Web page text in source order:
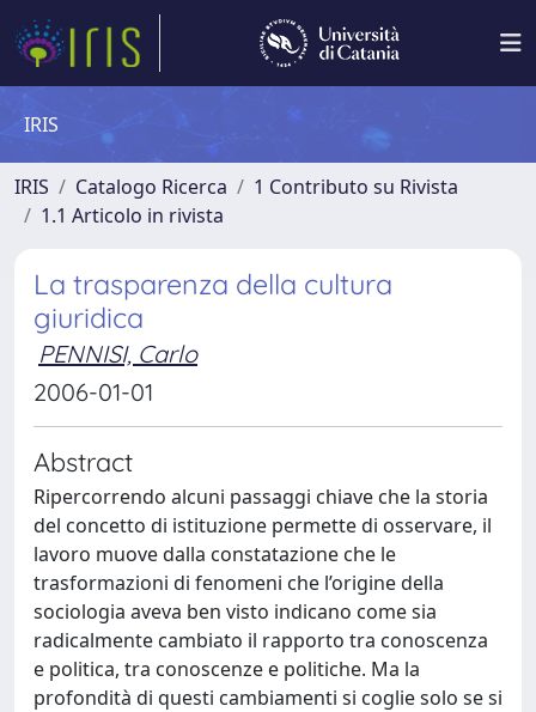
IRIS
IRIS Catalogo Ricerca
1 Contributo su Rivista
1.1 Articolo in rivista
La trasparenza della cultura
giuridica
PENNISI, Carlo
2006-01-01
Abstract
Ripercorrendo alcuni passaggi chiave che la storia
del concetto di istituzione permette di osservare, il
lavoro muove dalla constatazione che le
trasformazioni di fenomeni che l’origine della
sociologia aveva ben visto indicano come sia
radicalmente cambiato il rapporto tra conoscenza
e politica, tra conoscenze e politiche. Ma la
profondità di questi cambiamenti si coglie solo se si